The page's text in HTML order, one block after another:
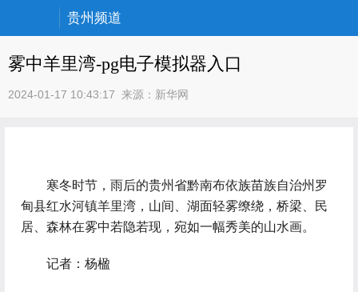
贵州频道
雾中羊里湾-pg电子模拟器入口
2024-01-17 10:43:17 来源： 新华网
寒冬时节，雨后的贵州省黔南布依族苗族自治州罗
甸县红水河镇羊里湾，山间、湖面轻雾缭绕，桥梁、民
居、森林在雾中若隐若现，宛如一幅秀美的山水画。
记者：杨楹